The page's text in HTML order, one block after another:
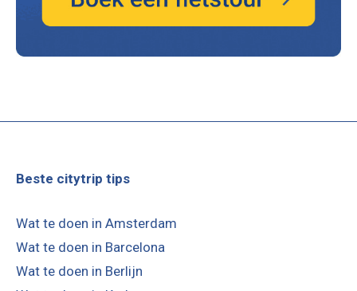
Beste citytrip tips
Wat te doen in Amsterdam
Wat te doen in Barcelona
Wat te doen in Berlijn